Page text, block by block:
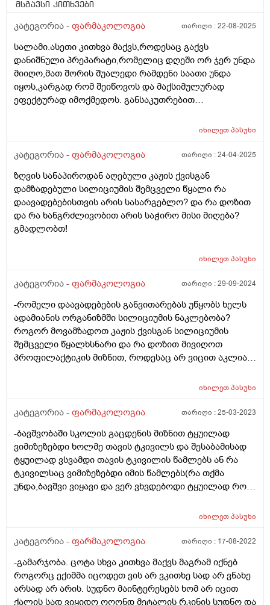
მსგავსი კითხვები
კატეგორია - ფარმაკოლოგია თარიღი :22-08-2025
სალამი.ასეთი კითხვა მაქვს,როდესაც გაქვს
დანიშნული პრეპარატი,რომელიც დღეში ორ ჯერ უნდა
მიიღო,მათ შორის შუალედი რამდენი საათი უნდა
იყოს,კარგად რომ შეიწოვოს და მაქსიმულურად
ეფექტურად იმოქმედოს. განსაკუთრებით
ზოგადად,ყველა ჯგუფის პრეპარატიც. დიდი მადლობა
იხილეთპასუხი
კატეგორია - ფარმაკოლოგია თარიღი :24-04-2025
ზღვის სანაპიროდან აღებული კაჟის ქვისგან
დამზადებული სილიციუმის შემცველი წყალი რა
დაავადებებისთვის არის სასარგებლო? და რა დოზით
და რა ხანგრძლივობით არის საჭირო მისი მიღება?
გმადლობთ!
იხილეთპასუხი
კატეგორია - ფარმაკოლოგია თარიღი :29-09-2024
-რომელი დაავადებების განვითარებას უწყობს ხელს
ადამიანის ორგანიზმში სილიციუმის ნაკლებობა?
როგორ მოვამზადოთ კაჟის ქვისგან სილიციუმის
შემცველი წყალხსნარი და რა დოზით მივიღოთ
პროფილაქტიკის მიზნით, როდესაც არ ვიცით აკლია
იხილეთპასუხი
კატეგორია - ფარმაკოლოგია თარიღი :25-03-2023
-ბავშვობაში სკოლის გაცდენის მიზნით ტყუილად
ვიმიზეზებდი ხოლმე თავის ტკივილს და შესაბამისად
ტყუილად ვსვამდი თავის ტკივილის წამლებს ან რა
ტკივილსაც ვიმიზეზებდი იმის წამლებს(რა თქმა
უნდა,ბავშვი ვიყავი და ვერ ვხვდებოდი ტყუილად რომ
იხილეთპასუხი
კატეგორია - ფარმაკოლოგია თარიღი : 17-08-2022
-გამარჯობა. ცოტა სხვა კითხვა მაქვს მაგრამ იქნებ
როგორც ექიმმა იცოდეთ ვის არ ვკითხე სად არ ვნახე
არსად არ არის. სუდნო მაინტერესებს ხომ არ იცით
ქალის სად ვიყიდო ოღონდ მეტალის რკინის სუდნო და